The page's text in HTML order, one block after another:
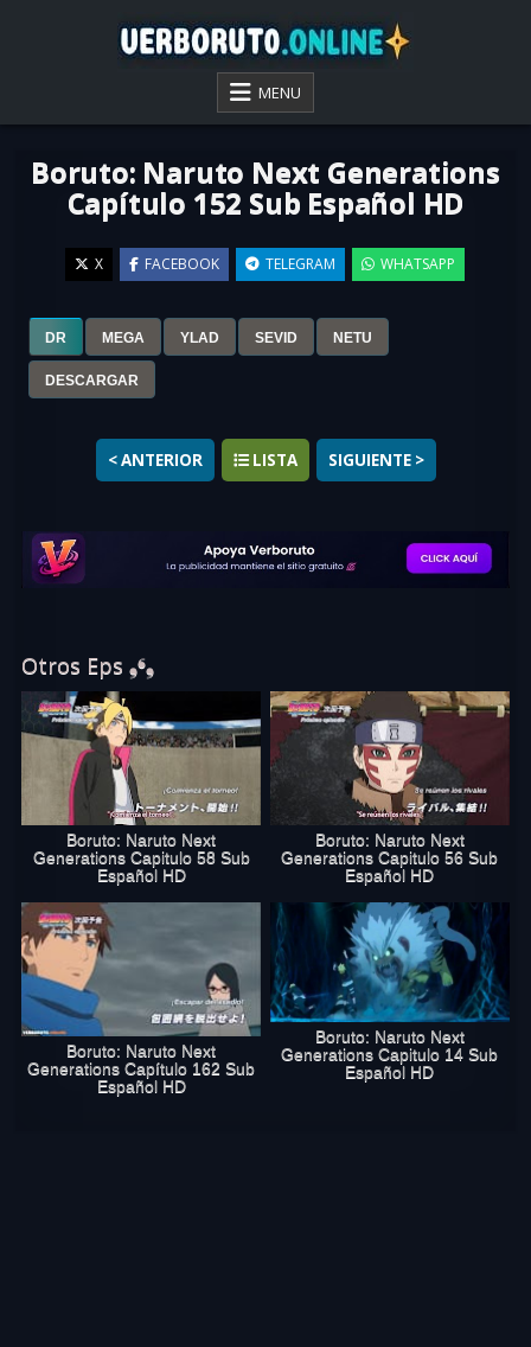
VER BORUTO ONLINE
MENU
Boruto: Naruto Next Generations
Capítulo 152 Sub Español HD
X FACEBOOK TELEGRAM WHATSAPP
DR MEGA YLAD SEVID NETU
DESCARGAR ▶
< ANTERIOR LISTA SIGUIENTE >
Capítulo 152 Sub Españolcompleto
online gratis, disfruta de Boruto capitulo
Otros Eps ❟❛❟
Boruto: Naruto Next
Generations Capitulo 58 Sub
Español HD
Boruto: Naruto Next
Generations Capitulo 56 Sub
Español HD
Boruto: Naruto Next
Generations Capítulo 162 Sub
Español HD
Boruto: Naruto Next
Generations Capitulo 14 Sub
Español HD